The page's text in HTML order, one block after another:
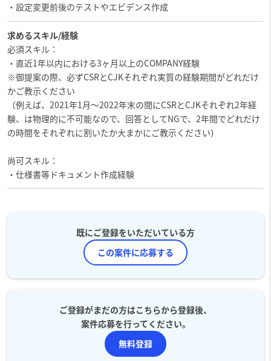
・設定変更前後のテストやエビデンス作成
求めるスキル/経験
必須スキル：
・直近1年以内における3ヶ月以上のCOMPANY経験
※御提案の際、必ずCSRとCJKそれぞれ実質の経験期間がどれだけ
かご教示ください
（例えば、2021年1月～2022年末の間にCSRとCJKそれぞれ2年経
験、は物理的に不可能なので、回答としてNGで、2年間でどれだけ
の時間をそれぞれに割いたか大まかにご教示ください）
尚可スキル：
・仕様書等ドキュメント作成経験
既にご登録をいただいている方
この案件に応募する
ご登録がまだの方はこちらから登録後、
案件応募を行ってください。
無料登録